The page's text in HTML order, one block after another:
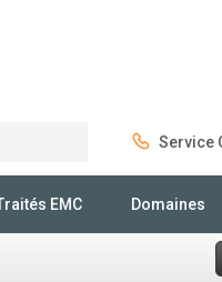
Service
EMC Domaines